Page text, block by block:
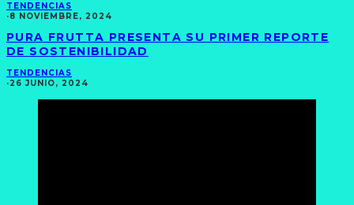
TENDENCIAS
·8 NOVIEMBRE, 2024
PURA FRUTTA PRESENTA SU PRIMER REPORTE
DE SOSTENIBILIDAD
TENDENCIAS
·26 JUNIO, 2024